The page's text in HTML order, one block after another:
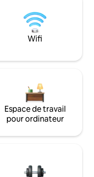
Wifi
Espace de travail
pour ordinateur